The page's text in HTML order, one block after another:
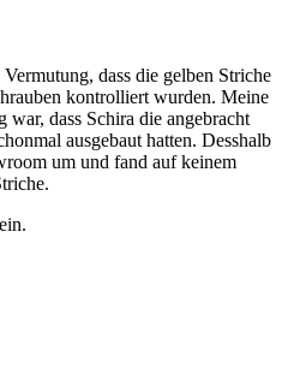
dass die gelben Striche
kontrolliert wurden. Meine
war, dass Schira die angebracht
ausgebaut hatten. Desshalb
um und fand auf keinem